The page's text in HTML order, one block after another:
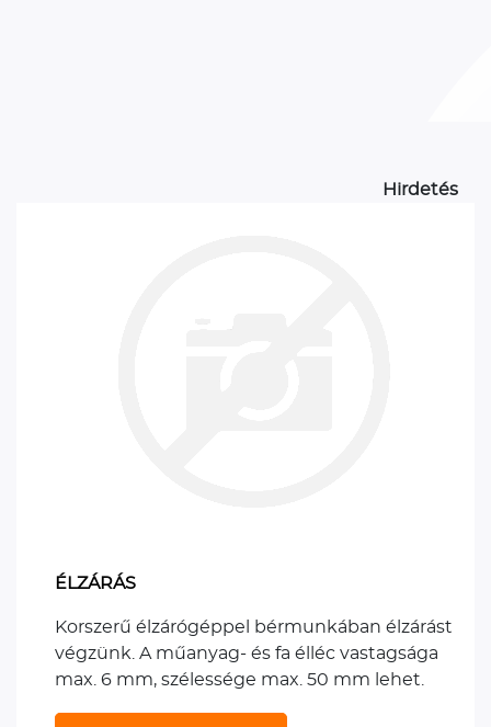
Hirdetés
ÉLZÁRÁS
Korszerű élzárógéppel bérmunkában élzárást
végzünk. A műanyag- és fa élléc vastagsága
max. 6 mm, szélessége max. 50 mm lehet.